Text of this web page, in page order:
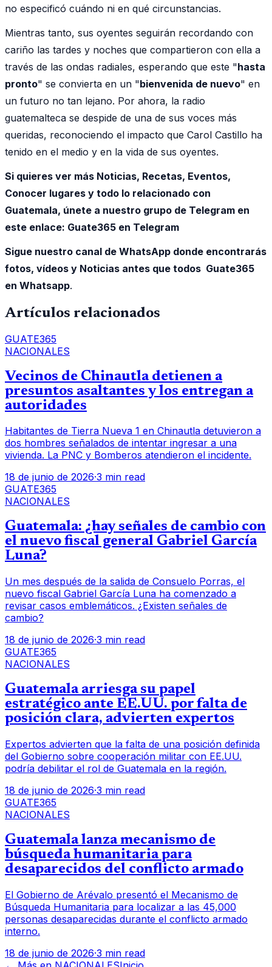
no especificó cuándo ni en qué circunstancias.
Mientras tanto, sus oyentes seguirán recordando con
cariño las tardes y noches que compartieron con ella a
través de las ondas radiales, esperando que este "hasta
pronto" se convierta en un "bienvenida de nuevo" en
un futuro no tan lejano. Por ahora, la radio
guatemalteca se despide de una de sus voces más
queridas, reconociendo el impacto que Carol Castillo ha
tenido en el medio y en la vida de sus oyentes.
Si quieres ver más Noticias, Recetas, Eventos,
Conocer lugares y todo lo relacionado con
Guatemala, únete a nuestro grupo de Telegram en
este enlace: Guate365 en Telegram
Sigue nuestro canal de WhatsApp donde encontrarás
fotos, vídeos y Noticias antes que todos Guate365
en Whatsapp.
Artículos relacionados
GUATE365
NACIONALES
Vecinos de Chinautla detienen a
presuntos asaltantes y los entregan a
autoridades
Habitantes de Tierra Nueva 1 en Chinautla detuvieron a
dos hombres señalados de intentar ingresar a una
vivienda. La PNC y Bomberos atendieron el incidente.
18 de junio de 2026·3 min read
GUATE365
NACIONALES
Guatemala: ¿hay señales de cambio con
el nuevo fiscal general Gabriel García
Luna?
Un mes después de la salida de Consuelo Porras, el
nuevo fiscal Gabriel García Luna ha comenzado a
revisar casos emblemáticos. ¿Existen señales de
cambio?
18 de junio de 2026·3 min read
GUATE365
NACIONALES
Guatemala arriesga su papel
estratégico ante EE.UU. por falta de
posición clara, advierten expertos
Expertos advierten que la falta de una posición definida
del Gobierno sobre cooperación militar con EE.UU.
podría debilitar el rol de Guatemala en la región.
18 de junio de 2026·3 min read
GUATE365
NACIONALES
Guatemala lanza mecanismo de
búsqueda humanitaria para
desaparecidos del conflicto armado
El Gobierno de Arévalo presentó el Mecanismo de
Búsqueda Humanitaria para localizar a las 45,000
personas desaparecidas durante el conflicto armado
interno.
18 de junio de 2026·3 min read